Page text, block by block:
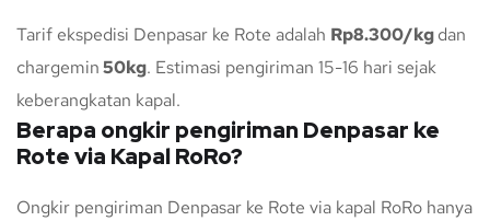
Tarif ekspedisi Denpasar ke Rote adalah Rp8.300/kgdan
chargemin50kg. Estimasi pengiriman 15-16 hari sejak
keberangkatan kapal.
Berapa ongkir pengiriman Denpasar ke
Rote via Kapal RoRo?
Ongkir pengiriman Denpasar ke Rote via kapal RoRo hanya